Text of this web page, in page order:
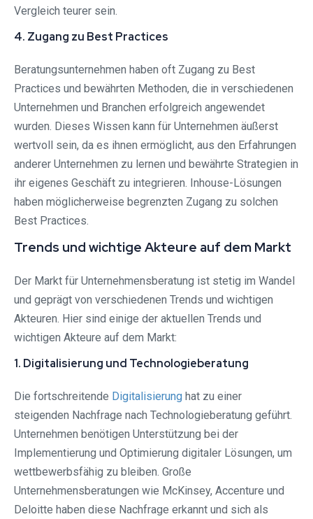
Vergleich teurer sein.
4. Zugang zu Best Practices
Beratungsunternehmen haben oft Zugang zu Best
Practices und bewährten Methoden, die in verschiedenen
Unternehmen und Branchen erfolgreich angewendet
wurden. Dieses Wissen kann für Unternehmen äußerst
wertvoll sein, da es ihnen ermöglicht, aus den Erfahrungen
anderer Unternehmen zu lernen und bewährte Strategien in
ihr eigenes Geschäft zu integrieren. Inhouse-Lösungen
haben möglicherweise begrenzten Zugang zu solchen
Best Practices.
Trends und wichtige Akteure auf dem Markt
Der Markt für Unternehmensberatung ist stetig im Wandel
und geprägt von verschiedenen Trends und wichtigen
Akteuren. Hier sind einige der aktuellen Trends und
wichtigen Akteure auf dem Markt:
1. Digitalisierung und Technologieberatung
Die fortschreitende Digitalisierung hat zu einer
steigenden Nachfrage nach Technologieberatung geführt.
Unternehmen benötigen Unterstützung bei der
Implementierung und Optimierung digitaler Lösungen, um
wettbewerbsfähig zu bleiben. Große
Unternehmensberatungen wie McKinsey, Accenture und
Deloitte haben diese Nachfrage erkannt und sich als